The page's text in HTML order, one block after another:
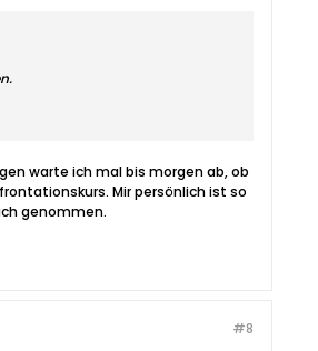
warte ich mal bis morgen ab, ob
Mir persönlich ist so
genommen.
#8